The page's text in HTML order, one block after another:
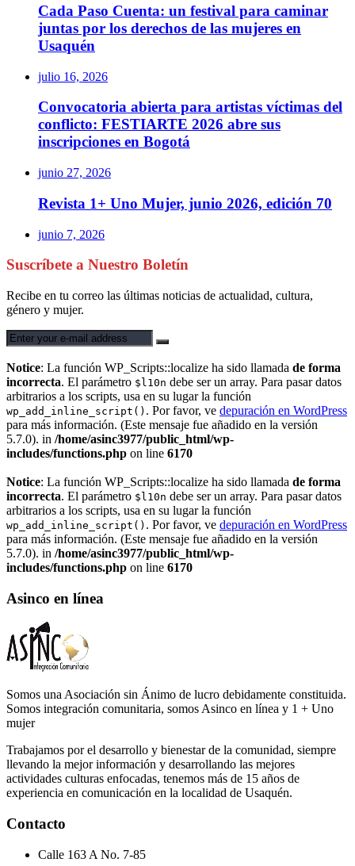
Cada Paso Cuenta: un festival para caminar
juntas por los derechos de las mujeres en
Usaquén
julio 16, 2026
Convocatoria abierta para artistas víctimas del
conflicto: FESTIARTE 2026 abre sus
inscripciones en Bogotá
junio 27, 2026
Revista 1+ Uno Mujer, junio 2026, edición 70
junio 7, 2026
Suscríbete a Nuestro Boletín
Recibe en tu correo las últimas noticias de actualidad, cultura,
género y mujer.
Notice: La función WP_Scripts::localize ha sido llamada de forma
incorrecta. El parámetro $l10n debe ser un array. Para pasar datos
arbitrarios a los scripts, usa en su lugar la función
wp_add_inline_script() . Por favor, ve depuración en WordPress
para más información. (Este mensaje fue añadido en la versión
5.7.0). in /home/asinc3977/public_html/wp-
includes/functions.php on line 6170
Notice: La función WP_Scripts::localize ha sido llamada de forma
incorrecta. El parámetro $l10n debe ser un array. Para pasar datos
arbitrarios a los scripts, usa en su lugar la función
wp_add_inline_script() . Por favor, ve depuración en WordPress
para más información. (Este mensaje fue añadido en la versión
5.7.0). in /home/asinc3977/public_html/wp-
includes/functions.php on line 6170
Asinco en línea
Somos una Asociación sin Ánimo de lucro debidamente constituida.
Somos integración comunitaria, somos Asinco en línea y 1 + Uno
mujer
Trabajamos por el desarrollo y bienestar de la comunidad, siempre
llevando la mejor información y desarrollando las mejores
actividades culturas enfocadas, tenemos más de 15 años de
experiencia en comunicación en la localidad de Usaquén.
Contacto
Calle 163 A No. 7-85